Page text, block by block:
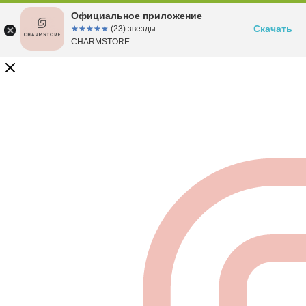
Официальное приложение
☆☆☆☆☆
★★★★★ (23) звезды
CHARMSTORE
Скачать